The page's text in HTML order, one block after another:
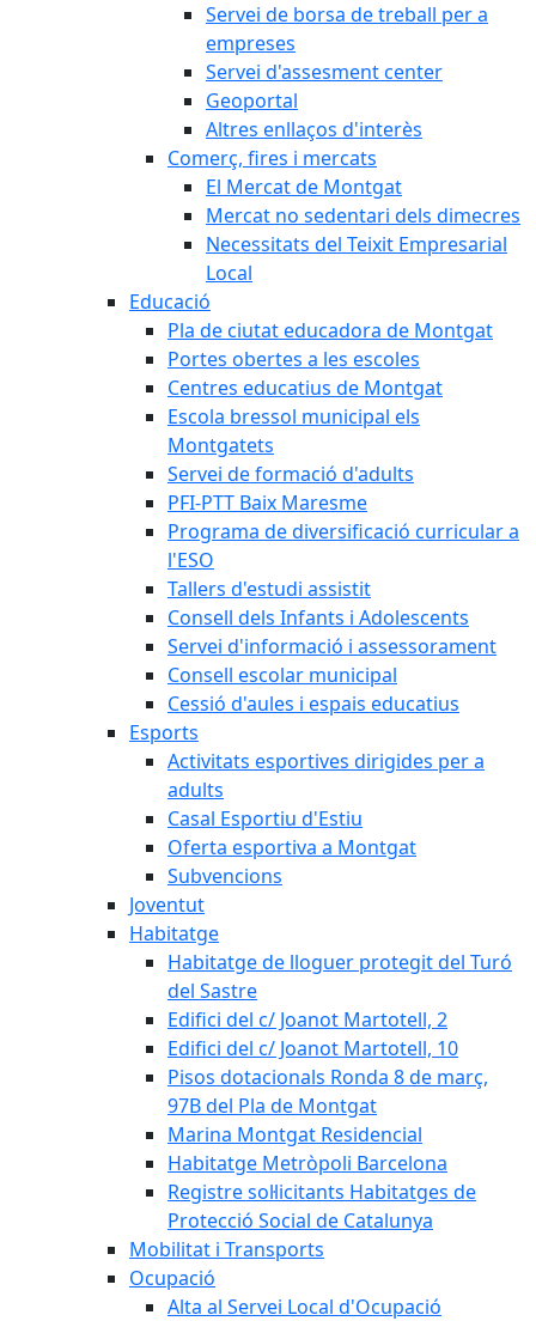
Servei de borsa de treball per a
empreses
Servei d'assesment center
Geoportal
Altres enllaços d'interès
Comerç, fires i mercats
El Mercat de Montgat
Mercat no sedentari dels dimecres
Necessitats del Teixit Empresarial
Local
Educació
Pla de ciutat educadora de Montgat
Portes obertes a les escoles
Centres educatius de Montgat
Escola bressol municipal els
Montgatets
Servei de formació d'adults
PFI-PTT Baix Maresme
Programa de diversificació curricular a
l'ESO
Tallers d'estudi assistit
Consell dels Infants i Adolescents
Servei d'informació i assessorament
Consell escolar municipal
Cessió d'aules i espais educatius
Esports
Activitats esportives dirigides per a
adults
Casal Esportiu d'Estiu
Oferta esportiva a Montgat
Subvencions
Joventut
Habitatge
Habitatge de lloguer protegit del Turó
del Sastre
Edifici del c/ Joanot Martotell, 2
Edifici del c/ Joanot Martotell, 10
Pisos dotacionals Ronda 8 de març,
97B del Pla de Montgat
Marina Montgat Residencial
Habitatge Metròpoli Barcelona
Registre sol·licitants Habitatges de
Protecció Social de Catalunya
Mobilitat i Transports
Ocupació
Alta al Servei Local d'Ocupació